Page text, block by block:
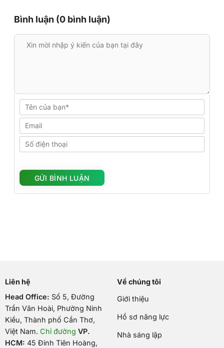
Bình luận (0 bình luận)
Liên hệ
Head Office: Số 5, Đường
Trần Văn Hoài, Phường Ninh
Kiều, Thành phố Cần Thơ,
Việt Nam. Chỉ đường VP.
HCM: 45 Đinh Tiên Hoàng,
Về chúng tôi
Giới thiệu
Hồ sơ năng lực
Nhà sáng lập